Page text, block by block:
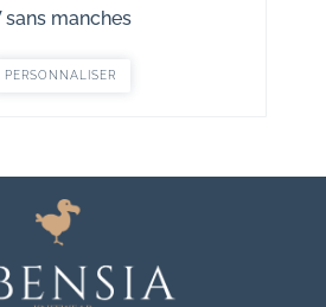
sans manches
PERSONNALISER